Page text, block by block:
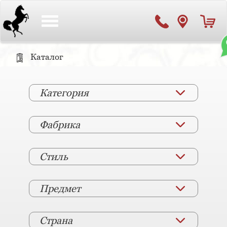
Каталог
Категория
Фабрика
Стиль
Предмет
Страна